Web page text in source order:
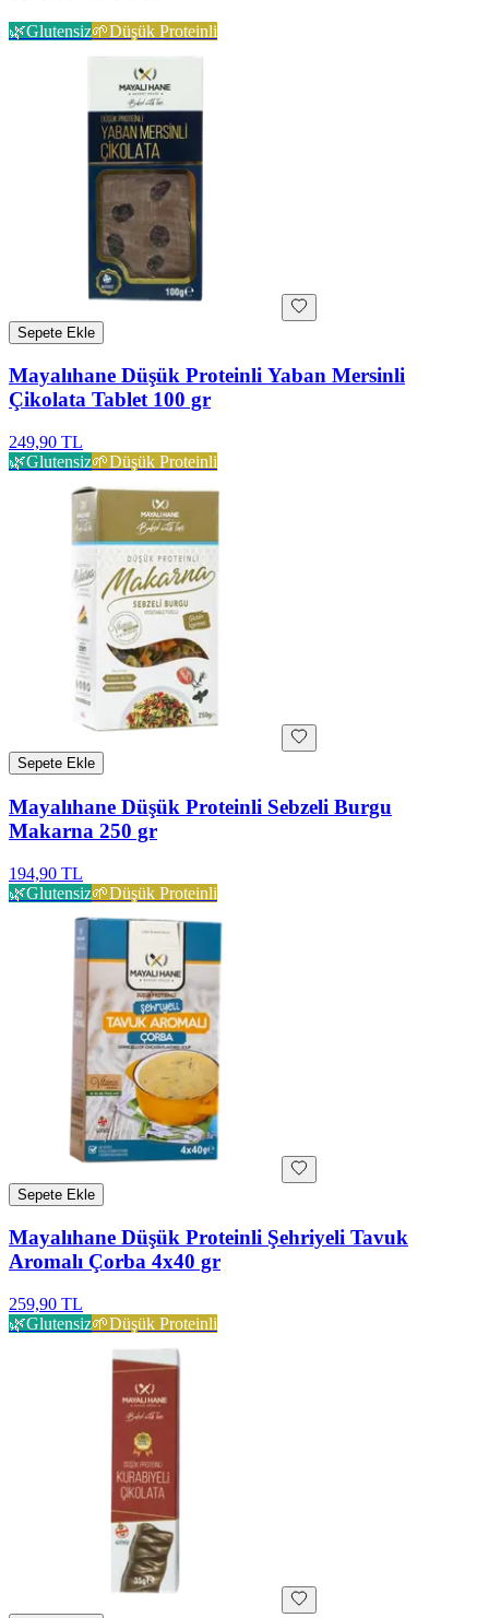
🌿Glutensiz🌱Düşük Proteinli
Sepete Ekle
Mayalıhane Düşük Proteinli Yaban Mersinli
Çikolata Tablet 100 gr
249,90 TL
🌿Glutensiz🌱Düşük Proteinli
Sepete Ekle
Mayalıhane Düşük Proteinli Sebzeli Burgu
Makarna 250 gr
194,90 TL
🌿Glutensiz🌱Düşük Proteinli
Sepete Ekle
Mayalıhane Düşük Proteinli Şehriyeli Tavuk
Aromalı Çorba 4x40 gr
259,90 TL
🌿Glutensiz🌱Düşük Proteinli